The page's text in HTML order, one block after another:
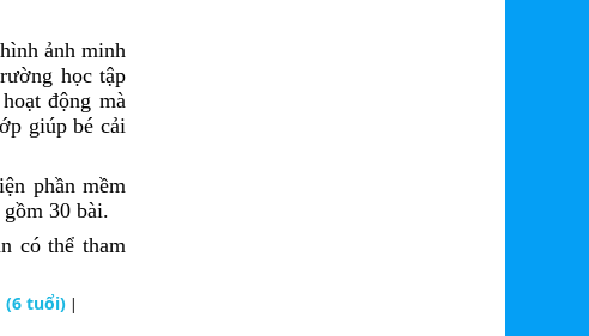
ảnh minh
học tập
động mà
giúp bé cải
phần mềm
30 bài.
có thể tham
(6 tuổi) |